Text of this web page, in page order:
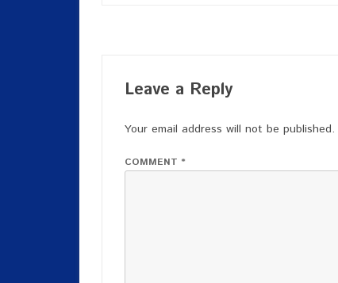
Leave a Reply
Your email address will not be published.
COMMENT *